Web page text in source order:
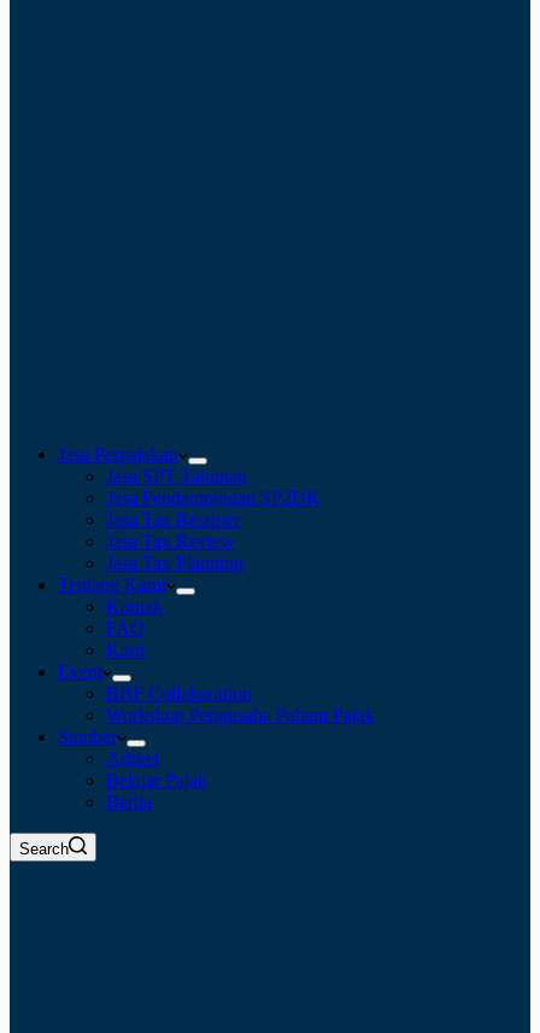
Jasa Perpajakan
Jasa SPT Tahunan
Jasa Pendampingan SP2DK
Jasa Tax Retainer
Jasa Tax Review
Jasa Tax Planning
Tentang Kami
Kontak
FAQ
Karir
Event
BBF Collaboration
Workshop Pengusaha Paham Pajak
Sumber
Artikel
Belajar Pajak
Berita
Search